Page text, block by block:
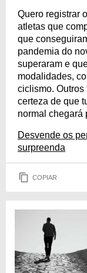
Quero registrar
atletas que
que
pandemia do
superaram e
modalidades,
ciclismo. Outros
certeza de que
normal chegará
Desvende os
surpreenda
COPIAR